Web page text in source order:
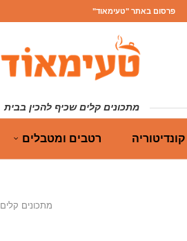
פרסום באתר "טעימאוד"
מתכונים קלים שכיף להכין בבית
קונדיטוריה רטבים ומטבלים
מתכונים קלים